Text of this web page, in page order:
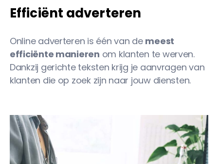
Efficiënt adverteren
Online adverteren is één van de meest
efficiënte manieren om klanten te werven.
Dankzij gerichte teksten krijg je aanvragen van
klanten die op zoek zijn naar jouw diensten.